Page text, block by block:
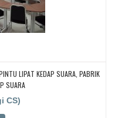
LIPAT KEDAP SUARA, PABRIK
SUARA
CS)